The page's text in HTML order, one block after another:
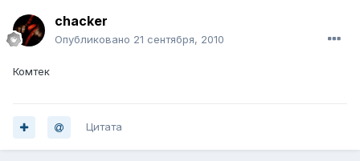
chacker
Опубликовано 21 сентября, 2010
Комтек
Цитата